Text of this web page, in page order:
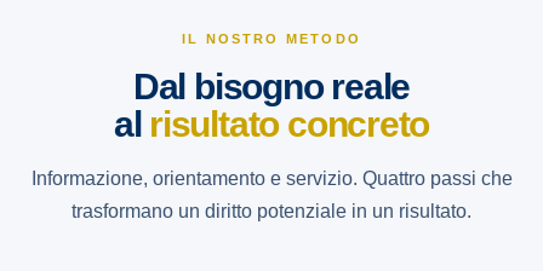
IL NOSTRO METODO
Dal bisogno reale
al risultato concreto
Informazione, orientamento e servizio. Quattro passi che
trasformano un diritto potenziale in un risultato.